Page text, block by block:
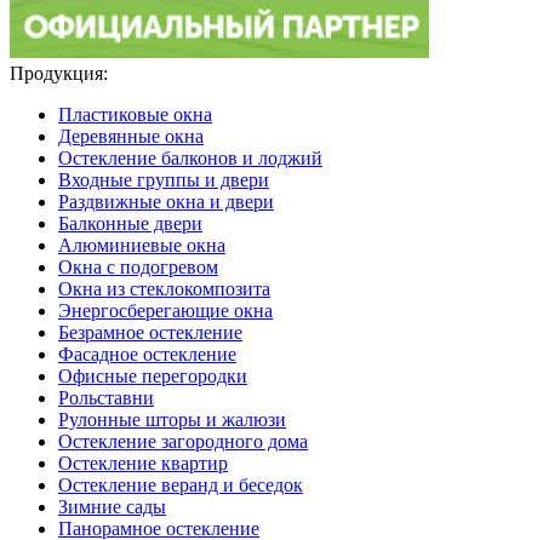
Продукция:
Пластиковые окна
Деревянные окна
Остекление балконов и лоджий
Входные группы и двери
Раздвижные окна и двери
Балконные двери
Алюминиевые окна
Окна с подогревом
Окна из стеклокомпозита
Энергосберегающие окна
Безрамное остекление
Фасадное остекление
Офисные перегородки
Рольставни
Рулонные шторы и жалюзи
Остекление загородного дома
Остекление квартир
Остекление веранд и беседок
Зимние сады
Панорамное остекление